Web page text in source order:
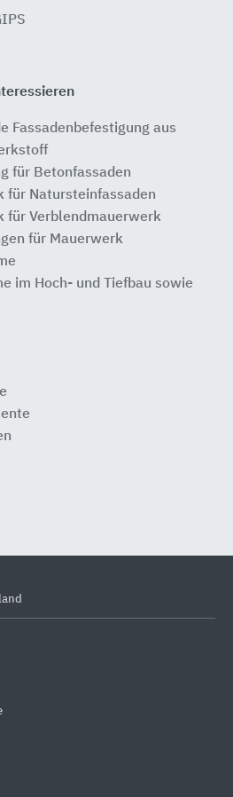
Fassadenbefestigung aus
für Betonfassaden
für Natursteinfassaden
für Verblendmauerwerk
für Mauerwerk
im Hoch- und Tiefbau sowie